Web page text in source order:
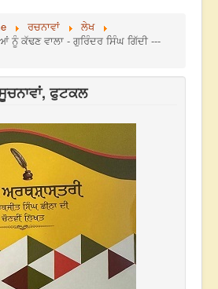
ਰਚਨਾਵਾਂ
ਲੇਖ
ਨੂੰ ਕੱਢਣ ਵਾਲਾ - ਗੁਰਿੰਦਰ ਸਿੰਘ ਗਿੱਦੀ ---
ਫੁਟਕਲ